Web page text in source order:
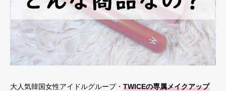
大人気韓国女性アイドルグループ・ TWICEの専属メイクアップ